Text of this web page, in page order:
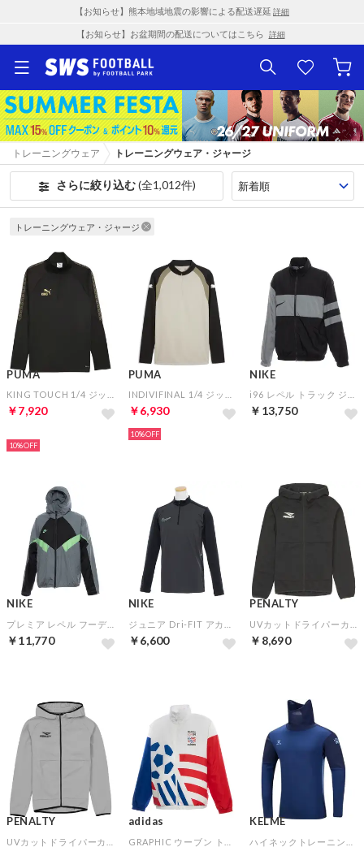
【お知らせ】熊本地域地震の影響による配送遅延 詳細
【お知らせ】お盆期間の配送についてはこちら 詳細
トレーニングウェア トレーニングウェア・ジャージ
さらに絞り込む(全1,012件)
トレーニングウェア・ジャージ
PUMA
￥7,920
10%
PUMA
￥6,930
10%
NIKE
￥13,750
NIKE
￥11,770
NIKE
￥6,600
PENALTY
￥8,690
PENALTY adidas KELME